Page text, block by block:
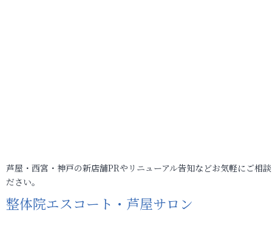
芦屋・西宮・神戸の新店舗PRやリニューアル告知などお気軽にご相
ださい。
整体院エスコート・芦屋サロン